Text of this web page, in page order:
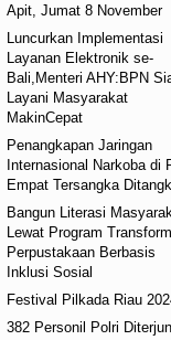
Apit, Jumat 8 November
Luncurkan Implementasi
Layanan Elektronik se-
Bali,Menteri AHY:BPN
Layani Masyarakat
MakinCepat
Penangkapan Jaringan
Internasional Narkoba di
Empat Tersangka
Bangun Literasi
Lewat Program
Perpustakaan Berbasis
Inklusi Sosial
Festival Pilkada Riau
382 Personil Polri